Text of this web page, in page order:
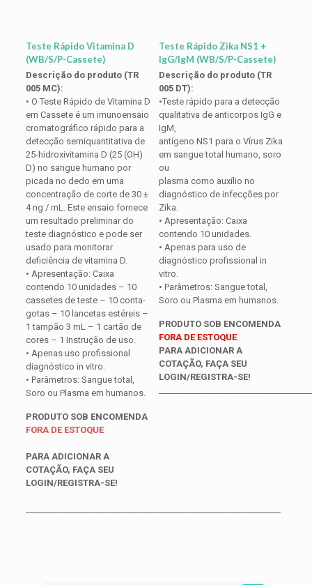
Teste Rápido Vitamina D
(WB/S/P-Cassete)
Descrição do produto (TR
005 MC):
• O Teste Rápido de Vitamina D
em Cassete é um imunoensaio
cromatográfico rápido para a
detecção semiquantitativa de
25-hidroxivitamina D (25 (OH)
D) no sangue humano por
picada no dedo em uma
concentração de corte de 30 ±
4 ng / mL. Este ensaio fornece
um resultado preliminar do
teste diagnóstico e pode ser
usado para monitorar
deficiência de vitamina D.
• Apresentação: Caixa
contendo 10 unidades – 10
cassetes de teste – 10 conta-
gotas – 10 lancetas estéreis –
1 tampão 3 mL – 1 cartão de
cores – 1 Instrução de uso.
• Apenas uso profissional
diagnóstico in vitro.
• Parâmetros: Sangue total,
Soro ou Plasma em humanos.
PRODUTO SOB ENCOMENDA
FORA DE ESTOQUE
PARA ADICIONAR A
COTAÇÃO, FAÇA SEU
LOGIN/REGISTRA-SE!
Teste Rápido Zika NS1 +
IgG/IgM (WB/S/P-Cassete)
Descrição do produto (TR
005 DT):
•Teste rápido para a detecção
qualitativa de anticorpos IgG e
IgM,
antígeno NS1 para o Vírus Zika
em sangue total humano, soro
ou
plasma como auxílio no
diagnóstico de infecções por
Zika.
• Apresentação: Caixa
contendo 10 unidades.
• Apenas para uso de
diagnóstico profissional in
vitro.
• Parâmetros: Sangue total,
Soro ou Plasma em humanos.
PRODUTO SOB ENCOMENDA
FORA DE ESTOQUE
PARA ADICIONAR A
COTAÇÃO, FAÇA SEU
LOGIN/REGISTRA-SE!